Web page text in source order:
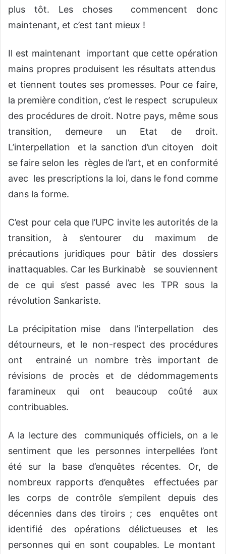
plus tôt. Les choses commencent donc
maintenant, et c’est tant mieux !
Il est maintenant important que cette opération
mains propres produisent les résultats attendus
et tiennent toutes ses promesses. Pour ce faire,
la première condition, c’est le respect scrupuleux
des procédures de droit. Notre pays, même sous
transition, demeure un Etat de droit.
L’interpellation et la sanction d’un citoyen doit
se faire selon les règles de l’art, et en conformité
avec les prescriptions la loi, dans le fond comme
dans la forme.
C’est pour cela que l’UPC invite les autorités de la
transition, à s’entourer du maximum de
précautions juridiques pour bâtir des dossiers
inattaquables. Car les Burkinabè se souviennent
de ce qui s’est passé avec les TPR sous la
révolution Sankariste.
La précipitation mise dans l’interpellation des
détourneurs, et le non-respect des procédures
ont entrainé un nombre très important de
révisions de procès et de dédommagements
faramineux qui ont beaucoup coûté aux
contribuables.
A la lecture des communiqués officiels, on a le
sentiment que les personnes interpellées l’ont
été sur la base d’enquêtes récentes. Or, de
nombreux rapports d’enquêtes effectuées par
les corps de contrôle s’empilent depuis des
décennies dans des tiroirs ; ces enquêtes ont
identifié des opérations délictueuses et les
personnes qui en sont coupables. Le montant